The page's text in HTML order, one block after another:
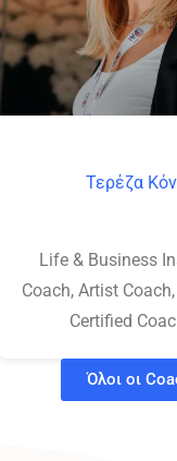
Τερέζα
Life & Business
Coach, Artist
Certified
Όλοι οι